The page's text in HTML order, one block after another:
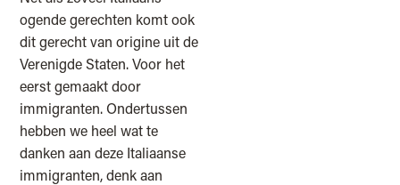
ogende gerechten komt ook
dit gerecht van origine uit de
Verenigde Staten. Voor het
eerst gemaakt door
immigranten. Ondertussen
hebben we heel wat te
danken aan deze Italiaanse
immigranten, denk aan